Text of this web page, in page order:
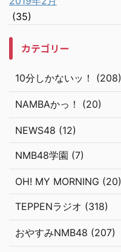
(35)
カテゴリー
10分しかないッ！ (208)
NAMBAかっ！ (20)
NEWS48 (12)
NMB48学園 (7)
OH! MY MORNING (20)
TEPPENラジオ (318)
おやすみNMB48 (207)